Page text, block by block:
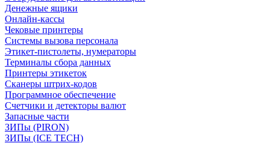
Денежные ящики
Онлайн-кассы
Чековые принтеры
Системы вызова персонала
Этикет-пистолеты, нумераторы
Терминалы сбора данных
Принтеры этикеток
Сканеры штрих-кодов
Программное обеспечение
Счетчики и детекторы валют
Запасные части
ЗИПы (PIRON)
ЗИПы (ICE TECH)